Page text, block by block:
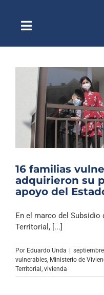
contenidoToggle
Navigation
Escuchar
16 familias
adquirieron su
apoyo del
En el marco del Subsidio
Territorial, [...]
Por Eduardo Unda |
vulnerables Ministerio de
Territorial vivienda